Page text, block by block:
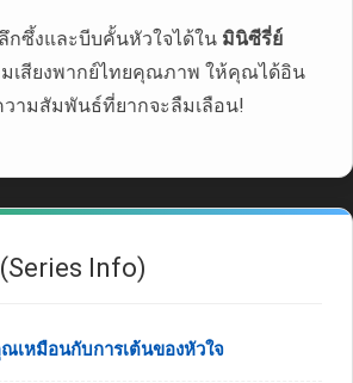
ซึ้งและบีบคั้นหัวใจได้ใน มินิซีรี่ย์
มเสียงพากย์ไทยคุณภาพ ให้คุณได้อิน
ามสัมพันธ์ที่ยากจะลืมเลือน!
Info)
เหมือนกับการเต้นของหัวใจ